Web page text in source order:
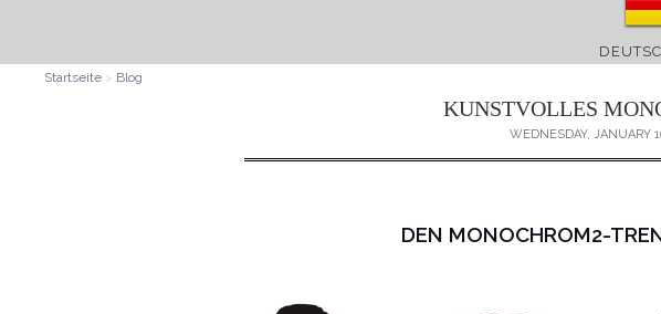
Startseite > Blog
KUNSTVOLLES
WEDNESDAY, JANUARY
DEN MONOCHROM2-